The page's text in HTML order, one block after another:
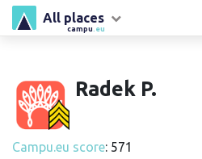
campu .eu
All places
Radek P.
Campu.eu score: 571